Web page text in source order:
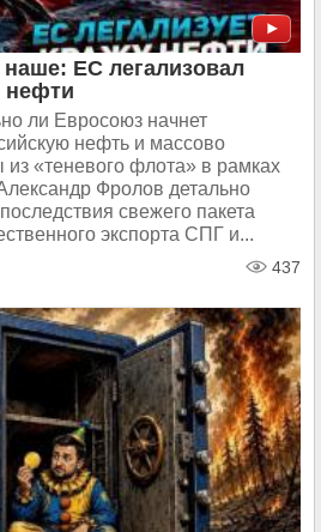
ЕС легализовал
нефти
ли Евросоюз начнет
нефть и массово
из «теневого флота» в рамках
Фролов детально
свежего пакета
экспорта СПГ и...
437